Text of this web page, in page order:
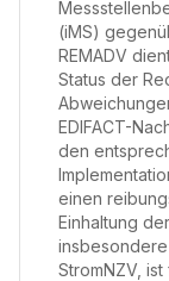
(iMS)
REMADV
Status der
EDIFACT-
den
einen
Einhaltung
StromNZV,